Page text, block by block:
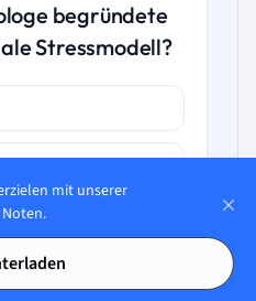
begründete
Stressmodell?
mit unserer